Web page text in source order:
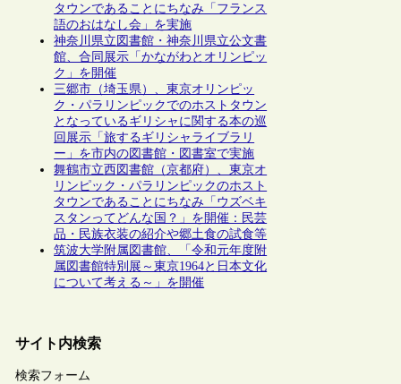
タウンであることにちなみ「フランス
語のおはなし会」を実施
神奈川県立図書館・神奈川県立公文書
館、合同展示「かながわとオリンピッ
ク」を開催
三郷市（埼玉県）、東京オリンピッ
ク・パラリンピックでのホストタウン
となっているギリシャに関する本の巡
回展示「旅するギリシャライブラリ
ー」を市内の図書館・図書室で実施
舞鶴市立西図書館（京都府）、東京オ
リンピック・パラリンピックのホスト
タウンであることにちなみ「ウズベキ
スタンってどんな国？」を開催：民芸
品・民族衣装の紹介や郷土食の試食等
筑波大学附属図書館、「令和元年度附
属図書館特別展～東京1964と日本文化
について考える～」を開催
サイト内検索
検索フォーム